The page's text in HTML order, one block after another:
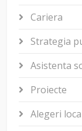
Cariera
Strategia
Asistenta
Proiecte
Alegeri